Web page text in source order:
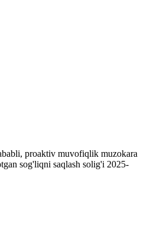
proaktiv muvofiqlik muzokara
sog'liqni saqlash solig'i 2025-